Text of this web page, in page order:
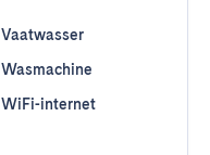
Vaatwasser
Wasmachine
WiFi-internet